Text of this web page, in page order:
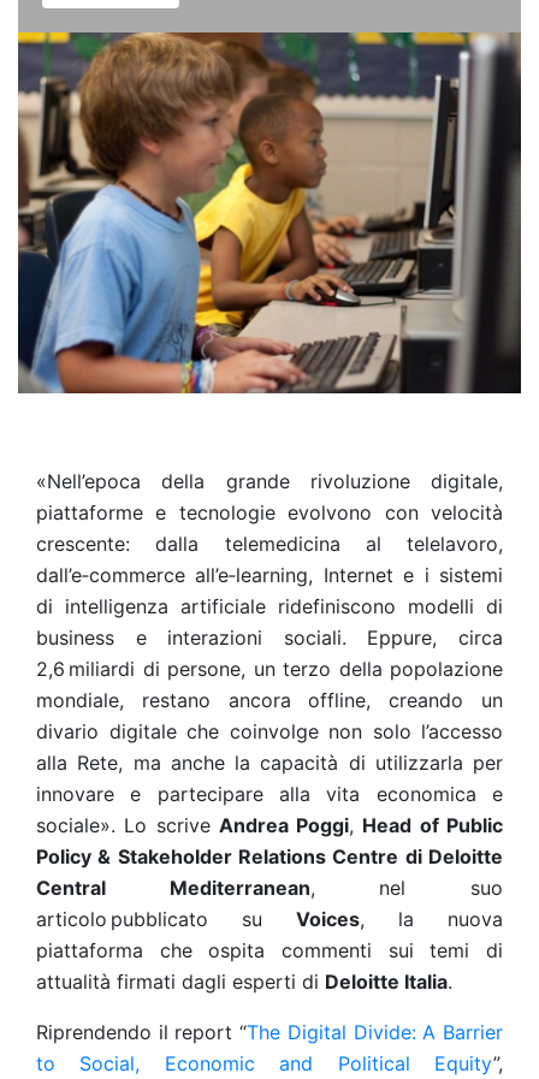
«Nell’epoca della grande rivoluzione digitale,
piattaforme e tecnologie evolvono con velocità
crescente: dalla telemedicina al telelavoro,
dall’e‑commerce all’e‑learning, Internet e i sistemi
di intelligenza artificiale ridefiniscono modelli di
business e interazioni sociali. Eppure, circa
2,6 miliardi di persone, un terzo della popolazione
mondiale, restano ancora offline, creando un
divario digitale che coinvolge non solo l’accesso
alla Rete, ma anche la capacità di utilizzarla per
innovare e partecipare alla vita economica e
sociale». Lo scrive Andrea Poggi, Head of Public
Policy & Stakeholder Relations Centre di Deloitte
Central Mediterranean, nel suo
articolo pubblicato su Voices, la nuova
piattaforma che ospita commenti sui temi di
attualità firmati dagli esperti di Deloitte Italia.
Riprendendo il report “The Digital Divide: A Barrier
to Social, Economic and Political Equity”,